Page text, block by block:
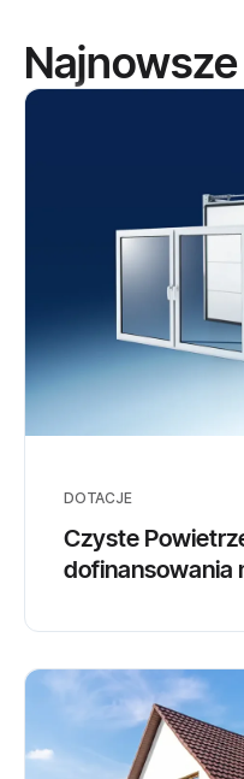
Najnowsze
DOTACJE
Czyste
dofinansowania